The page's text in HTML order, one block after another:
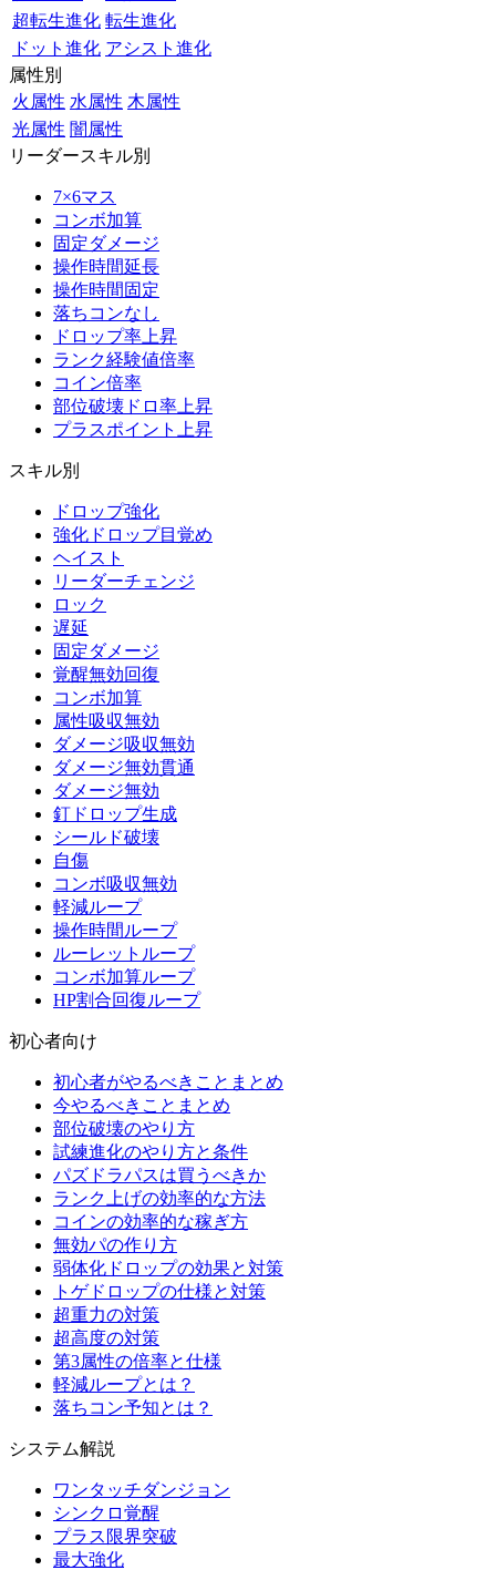
超転生進化 転生進化
ドット進化 アシスト進化
属性別
火属性 水属性 木属性
光属性 闇属性
リーダースキル別
7×6マス
コンボ加算
固定ダメージ
操作時間延長
操作時間固定
落ちコンなし
ドロップ率上昇
ランク経験値倍率
コイン倍率
部位破壊ドロ率上昇
プラスポイント上昇
スキル別
ドロップ強化
強化ドロップ目覚め
ヘイスト
リーダーチェンジ
ロック
遅延
固定ダメージ
覚醒無効回復
コンボ加算
属性吸収無効
ダメージ吸収無効
ダメージ無効貫通
ダメージ無効
釘ドロップ生成
シールド破壊
自傷
コンボ吸収無効
軽減ループ
操作時間ループ
ルーレットループ
コンボ加算ループ
HP割合回復ループ
初心者向け
初心者がやるべきことまとめ
今やるべきことまとめ
部位破壊のやり方
試練進化のやり方と条件
パズドラパスは買うべきか
ランク上げの効率的な方法
コインの効率的な稼ぎ方
無効パの作り方
弱体化ドロップの効果と対策
トゲドロップの仕様と対策
超重力の対策
超高度の対策
第3属性の倍率と仕様
軽減ループとは？
落ちコン予知とは？
システム解説
ワンタッチダンジョン
シンクロ覚醒
プラス限界突破
最大強化